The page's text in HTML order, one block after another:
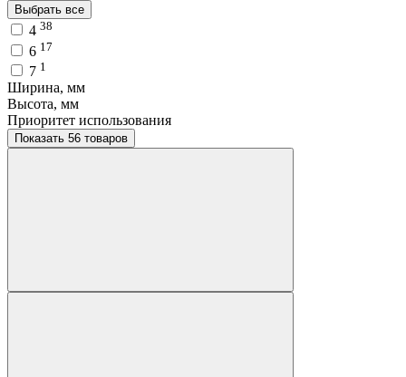
Выбрать все
4 38
6 17
7 1
Ширина, мм
Высота, мм
Приоритет использования
Показать 56 товаров